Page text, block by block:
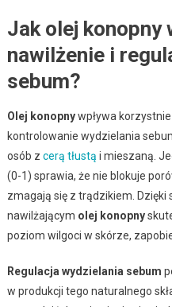
Jak olej konopny
nawilżenie i
sebum?
Olej konopnywpływa
kontrolowanie wydzielania
osób z cerą tłustą i mieszaną.
(0-1) sprawia, że nie blokuje
zmagają się z trądzikiem. Dzięki
nawilżającym olej konopny
poziom wilgoci w skórze,
Regulacja wydzielania sebum
w produkcji tego naturalnego